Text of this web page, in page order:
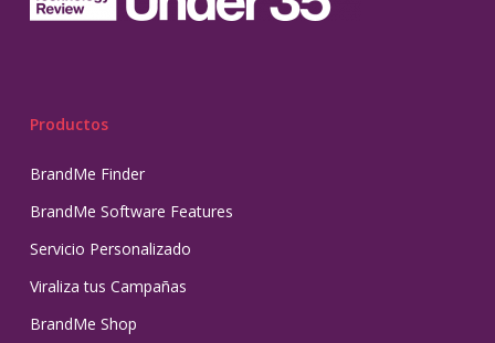
Productos
BrandMe Finder
BrandMe Software Features
Servicio Personalizado
Viraliza tus Campañas
BrandMe Shop